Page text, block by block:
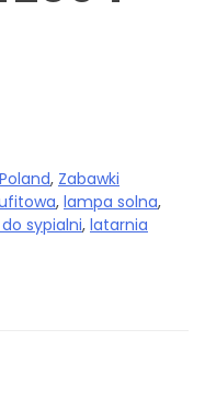
, Zabawki
, lampa solna,
sypialni, latarnia